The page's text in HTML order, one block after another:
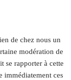
de chez nous un
modération de
se rapporter à cette
immédiatement ces